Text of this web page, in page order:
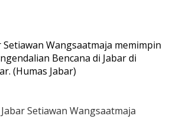
Setiawan Wangsaatmaja memimpin
Bencana di Jabar di
(Humas Jabar)
Setiawan Wangsaatmaja